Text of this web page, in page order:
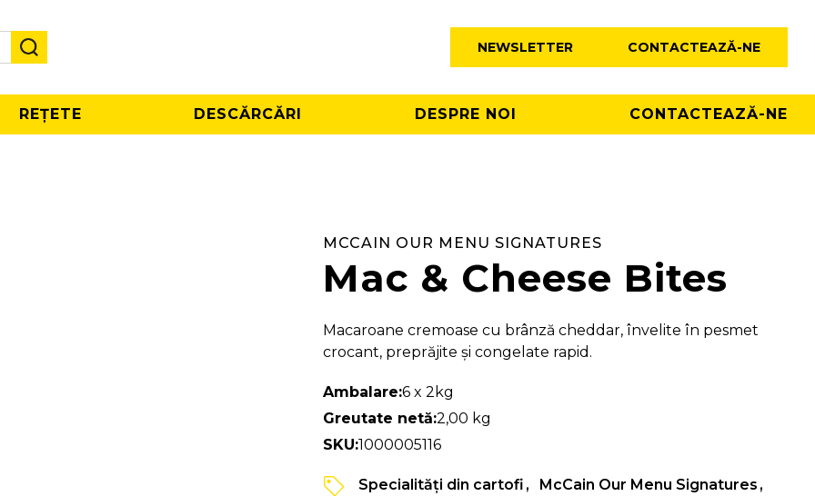
NEWSLETTER CONTACTEAZĂ-NE
REȚETE DESCĂRCĂRI DESPRE NOI CONTACTEAZĂ-NE
MCCAIN OUR MENU SIGNATURES
Mac & Cheese Bites
Macaroane cremoase cu brânză cheddar, învelite în pesmet
crocant, preprăjite și congelate rapid.
Ambalare:6 x 2kg
Greutate netă:2,00 kg
SKU:1000005116
Specialități din cartofi
McCain Our Menu Signatures